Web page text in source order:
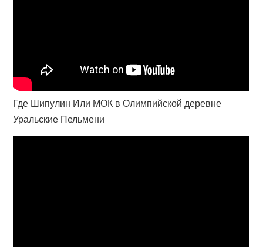
Где Шипулин Или МОК в Олимпийской деревне
Уральские Пельмени